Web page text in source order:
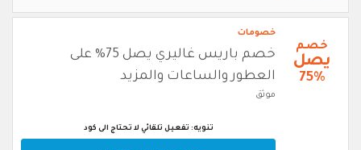
خصم
يصل
75%
خصومات
خصم باريس غاليري يصل 75% على
العطور والساعات والمزيد
موثق
تنويه: تفعيل تلقائي لا تحتاج الى كود